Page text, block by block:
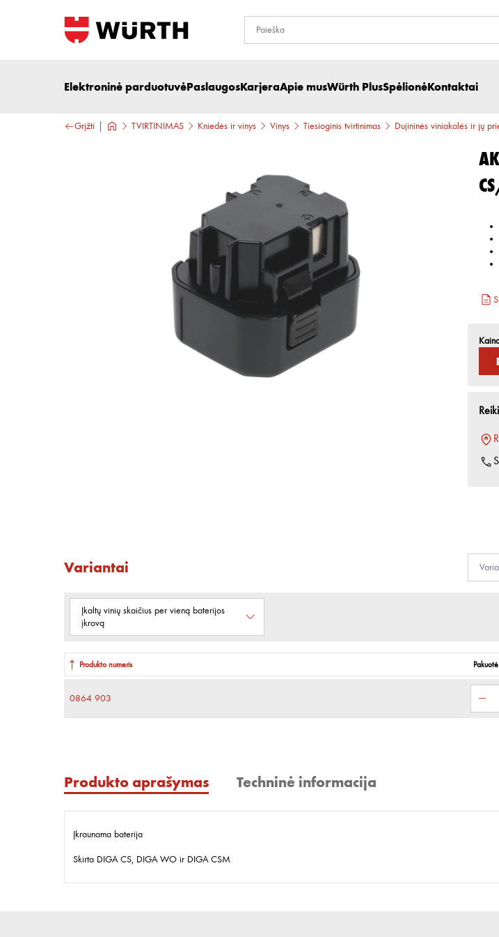
Elektroninė parduotuvėPaslaugosKarjeraApie musWürth PlusSpėlionėKontaktai
Grįžti TVIRTINIMAS Kniedės ir vinys Vinys Tiesioginis tvirtinimas Dujininės viniakalės ir jų
Variantai
Įkaltų vinių skaičius per vieną baterijos
įkrovą
Produkto numeris Pakuotė
0864 903
Produkto aprašymas Techninė informacija
Įkraunama baterija
Skirta DIGA CS, DIGA WO ir DIGA CSM